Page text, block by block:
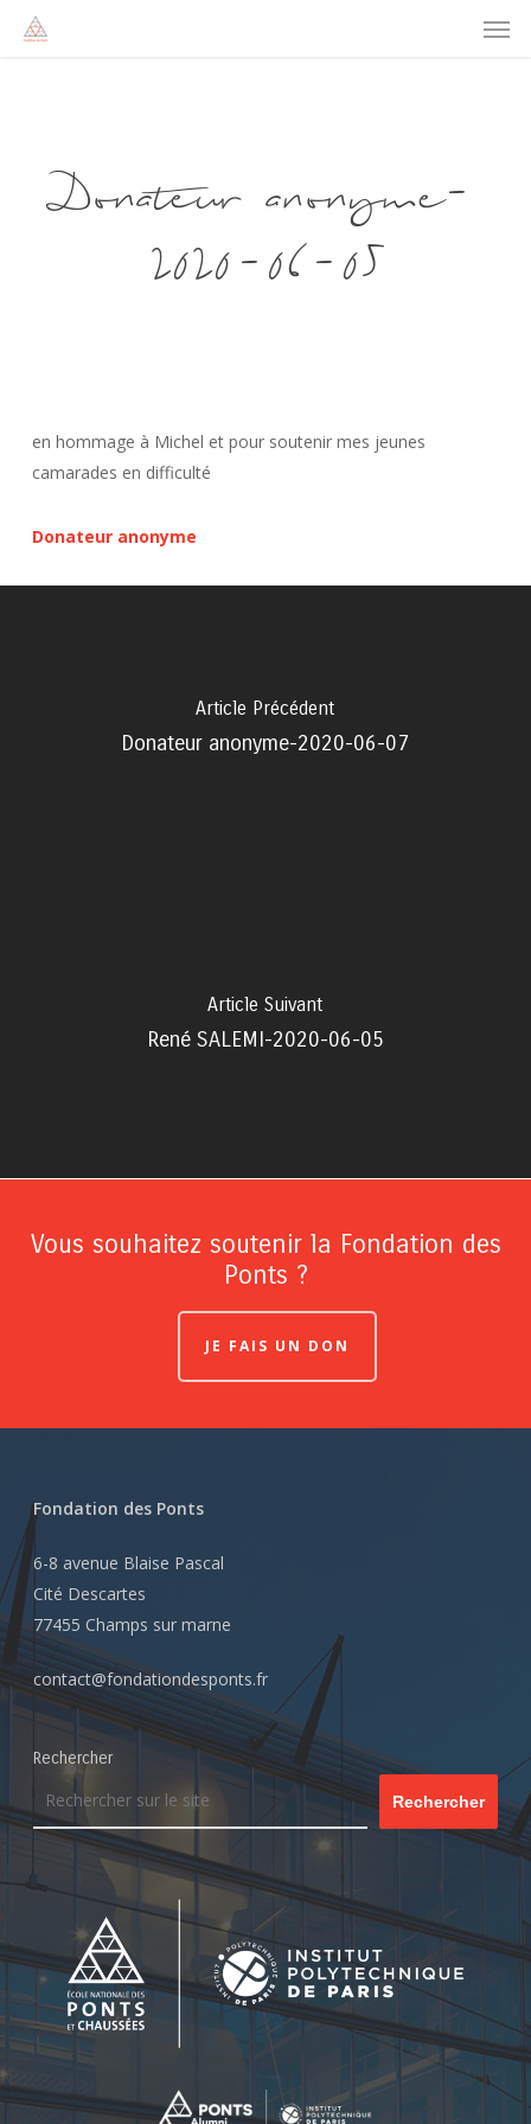
Donateur anonyme-
2020-06-05
en hommage à Michel et pour soutenir mes jeunes
camarades en difficulté
Donateur anonyme
Article Précédent
Donateur anonyme-2020-06-07
Article Suivant
René SALEMI-2020-06-05
Vous souhaitez soutenir la Fondation des
Ponts ?
JE FAIS UN DON
Fondation des Ponts
6-8 avenue Blaise Pascal
Cité Descartes
77455 Champs sur marne
contact@fondationdesponts.fr
Rechercher
Rechercher